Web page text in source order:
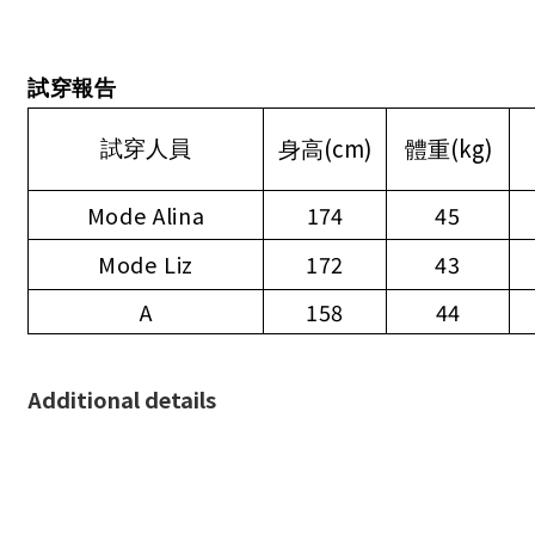
試穿報告
試穿人員 身高(cm) 體重(kg)
Mode Alina 174
45
Mode Liz
172
43
A
158 44
Additional details